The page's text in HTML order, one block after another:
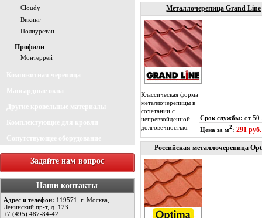
Cloudy
Викинг
Полиуретан
Профили
Монтеррей
Задайте нам вопрос
Наши контакты
Адрес и телефон: 119571, г. Москва,
Ленинский пр-т, д. 123
+7 (495) 487-84-42
Металлочерепица Grand Line
Классическая форма
металлочерепицы в
сочетании с
непревзойденной
долговечностью.
Срок службы: от 50
Цена за м2: 291 руб.
Российская металлочерепица